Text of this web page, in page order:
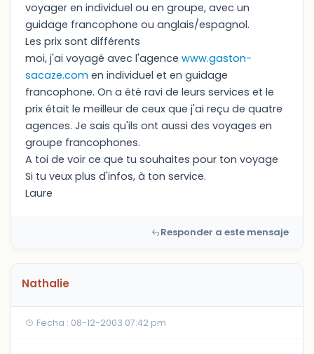
voyager en individuel ou en groupe, avec un
guidage francophone ou anglais/espagnol.
Les prix sont différents
moi, j'ai voyagé avec l'agence www.gaston-
sacaze.com en individuel et en guidage
francophone. On a été ravi de leurs services et le
prix était le meilleur de ceux que j'ai reçu de quatre
agences. Je sais qu'ils ont aussi des voyages en
groupe francophones.
A toi de voir ce que tu souhaites pour ton voyage
Si tu veux plus d'infos, à ton service.
Laure
Responder a este mensaje
Nathalie
Fecha : 08-12-2003 07:42 pm